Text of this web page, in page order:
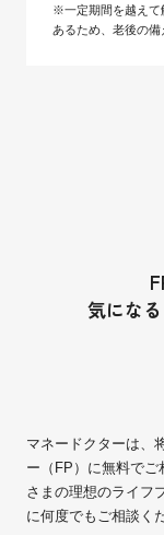
※一定期間を越えて
あるため、老後の備
気にな
マネードクターは、
ー（FP）に無料で
さまの理想のライフ
に何度でもご相談く